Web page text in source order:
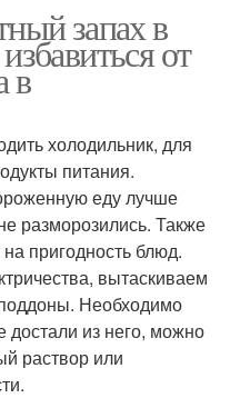
запах в
от
в
холодильник, для
питания.
еду лучше
разморозились. Также
пригодность блюд.
вытаскиваем
Необходимо
из него, можно
раствор или